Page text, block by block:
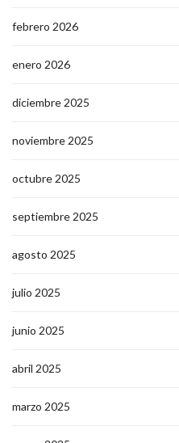
febrero 2026
enero 2026
diciembre 2025
noviembre 2025
octubre 2025
septiembre 2025
agosto 2025
julio 2025
junio 2025
abril 2025
marzo 2025